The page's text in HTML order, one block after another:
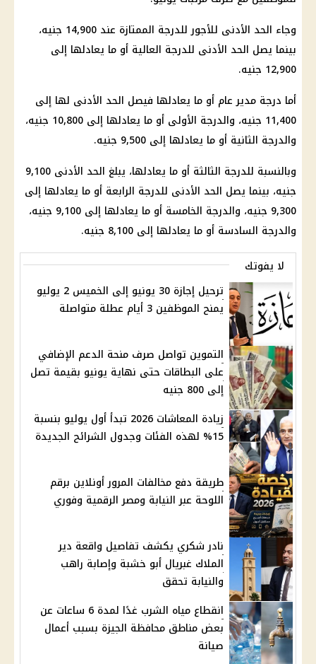
وجاء الحد الأدنى للأجور
للدرجة الممتازة عند 14,900 جنيه،
بينما يصل الحد الأدنى للدرجة العالية أو ما يعادلها إلى
12,900 جنيه.
أما درجة مدير عام أو ما يعادلها فيصل الحد الأدنى لها إلى
11,400 جنيه، والدرجة الأولى أو ما يعادلها إلى 10,800 جنيه،
والدرجة الثانية أو ما يعادلها إلى 9,500 جنيه.
وبالنسبة للدرجة الثالثة أو ما يعادلها، يبلغ الحد الأدنى 9,100
جنيه، بينما يصل الحد الأدنى للدرجة الرابعة أو ما يعادلها إلى
9,300 جنيه، والدرجة الخامسة أو ما يعادلها إلى 9,100 جنيه،
والدرجة السادسة أو ما يعادلها إلى 8,100 جنيه.
لا يفوتك
ترحيل إجازة 30 يونيو إلى الخميس 2 يوليو
يمنح الموظفين 3 أيام عطلة متواصلة
التموين تواصل صرف منحة الدعم الإضافي
على البطاقات حتى نهاية يونيو بقيمة تصل
إلى 800 جنيه
زيادة المعاشات 2026 تبدأ أول يوليو بنسبة
15% لهذه الفئات وجدول الشرائح الجديدة
طريقة دفع مخالفات المرور أونلاين برقم
اللوحة عبر النيابة ومصر الرقمية وفوري
نادر شكري يكشف تفاصيل واقعة دير
الملاك غبريال أبو خشبة وإصابة راهب
والنيابة تحقق
انقطاع مياه الشرب غدًا لمدة 6 ساعات عن
بعض مناطق محافظة الجيزة بسبب أعمال
صيانة